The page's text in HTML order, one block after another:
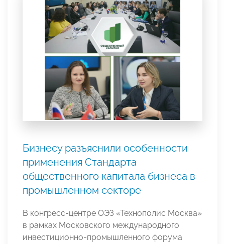
Бизнесу разъяснили особенности
применения Стандарта
общественного капитала бизнеса в
промышленном секторе
В конгресс-центре ОЭЗ «Технополис Москва»
в рамках Московского международного
инвестиционно-промышленного форума